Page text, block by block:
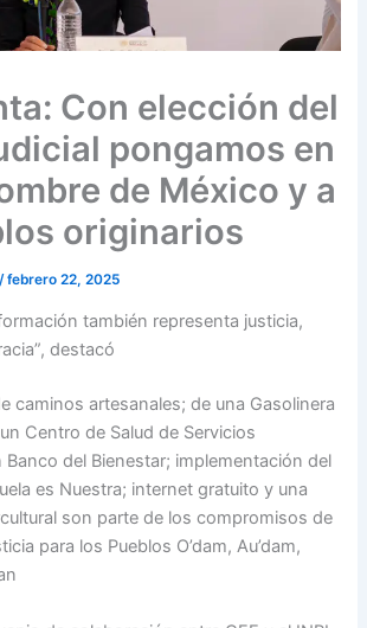
Con elección del
pongamos en
de México y a
originarios
/febrero 22, 2025
también representa justicia,
destacó
caminos artesanales; de una Gasolinera
Centro de Salud de Servicios
Banco del Bienestar; implementación del
es Nuestra; internet gratuito y una
son parte de los compromisos de
para los Pueblos O’dam, Au’dam,